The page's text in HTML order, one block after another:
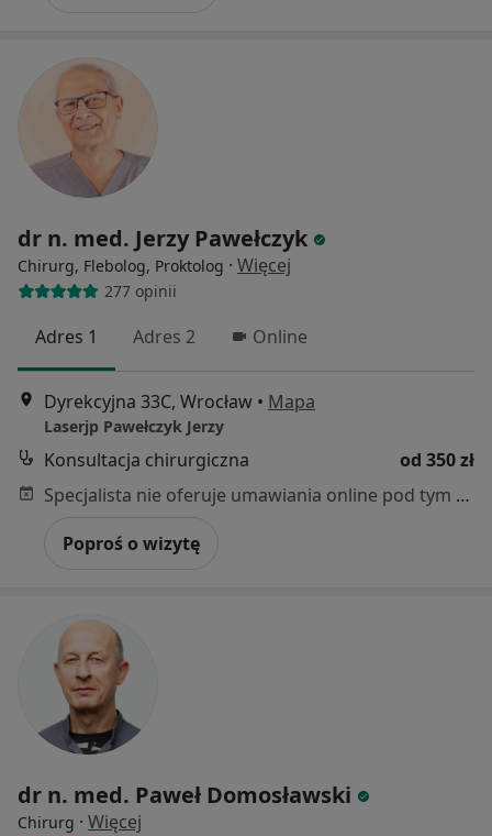
dr n. med. Jerzy Pawełczyk
Chirurg, Flebolog, Proktolog · Więcej
277 opinii
Adres 1 Adres 2 Online
Dyrekcyjna 33C, Wrocław • Mapa
Laserjp Pawełczyk Jerzy
Konsultacja chirurgiczna
od 350 zł
Specjalista nie oferuje umawiania online pod tym adresem.
Poproś o wizytę
dr n. med. Paweł Domosławski
Chirurg · Więcej